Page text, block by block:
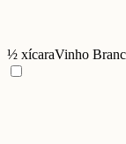
½ xícaraVinho